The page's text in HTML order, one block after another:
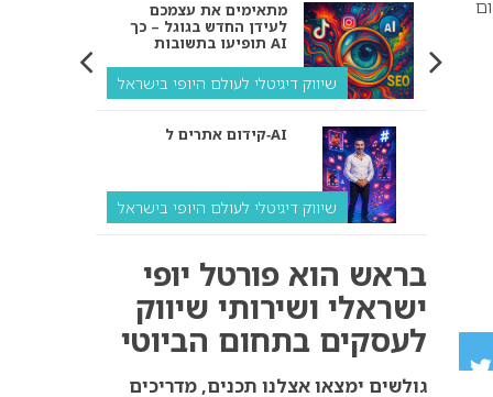
מתאימים את עצמכם
לעידן החדש בגוגל – כך
תופיעו בתשובות AI
שיווק דיגיטלי לעולם היופי בישראל
קידום אתרים ל‑AI
שיווק דיגיטלי לעולם היופי בישראל
ולמה העסק שלך צריך
שיווק דיגיטלי לעסקים
קידום ל‑AI לעומת קידום
בראש הוא פורטל יופי
ישראלי ושירותי שיווק
לעסקים בתחום הביוטי
גולשים ימצאו אצלנו תכנים, מדריכים